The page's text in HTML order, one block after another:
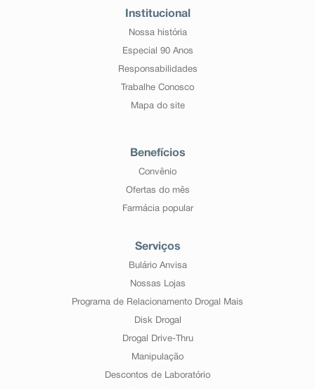
Institucional
Nossa história
Especial 90 Anos
Responsabilidades
Trabalhe Conosco
Mapa do site
Benefícios
Convênio
Ofertas do mês
Farmácia popular
Serviços
Bulário Anvisa
Nossas Lojas
Programa de Relacionamento Drogal Mais
Disk Drogal
Drogal Drive-Thru
Manipulação
Descontos de Laboratório